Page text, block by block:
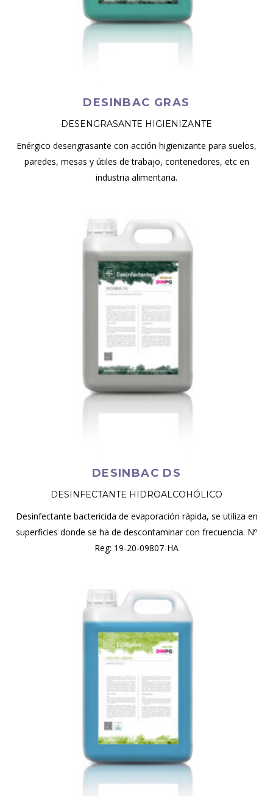
DESINBAC GRAS
DESENGRASANTE HIGIENIZANTE
Enérgico desengrasante con acción higienizante para suelos,
paredes, mesas y útiles de trabajo, contenedores, etc en
industria alimentaria.
DESINBAC DS
DESINFECTANTE HIDROALCOHÓLICO
Desinfectante bactericida de evaporación rápida, se utiliza en
superficies donde se ha de descontaminar con frecuencia. Nº
Reg: 19-20-09807-HA